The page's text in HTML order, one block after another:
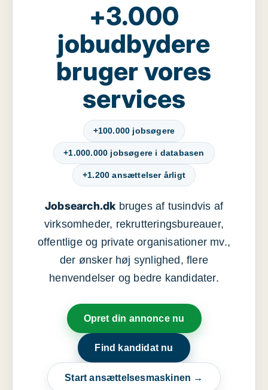
+3.000
jobudbydere
bruger vores
services
+100.000 jobsøgere
+1.000.000 jobsøgere i databasen
+1.200 ansættelser årligt
Jobsearch.dkbruges af tusindvis af
virksomheder, rekrutteringsbureauer,
offentlige og private organisationer mv.,
der ønsker høj synlighed, flere
henvendelser og bedre kandidater.
Opret din annonce nu
Find kandidat nu
Start ansættelsesmaskinen →